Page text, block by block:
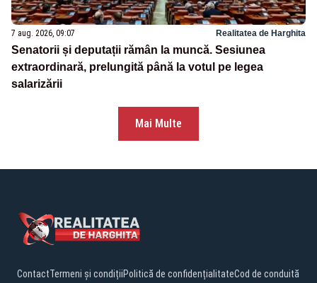
7 aug. 2026, 09:07 Realitatea de Harghita
Senatorii și deputații rămân la muncă. Sesiunea
extraordinară, prelungită până la votul pe legea
salarizării
Mai Multe
ContactTermeni și condițiiPolitică de confidențialitateCod de conduită